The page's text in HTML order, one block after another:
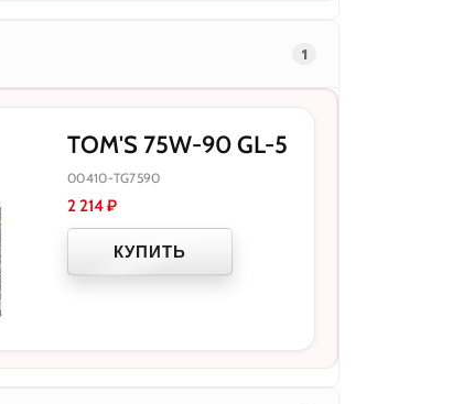
1
TOM'S 75W-90 GL-5
00410-TG7590
2 214₽
КУПИТЬ